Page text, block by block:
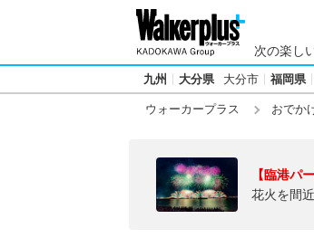
次の楽し
九州 大分県 大分市 福岡県
ウォーカープラス おでか
【臨港パ
花火を間